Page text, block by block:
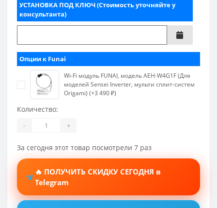
УСТАНОВКА ПОД КЛЮЧ (Стоимость уточняйте у
консультанта)
Опции к Funai
Wi-Fi модуль FUNAI, модель AEH-W4G1F (Для
моделей Sensei Inverter, мульти сплит-систем
Origami) (+3 490 ₽)
Количество:
- +
За сегодня этот товар посмотрели 7 раз
🔥 ПОЛУЧИТЬ СКИДКУ СЕГОДНЯ в
Telegram